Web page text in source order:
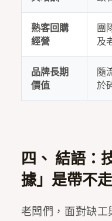
熟客回購
經營
團
及
品牌長期
價值
隨
於
四、 結語：
據」是帶不
老闆們，面對缺